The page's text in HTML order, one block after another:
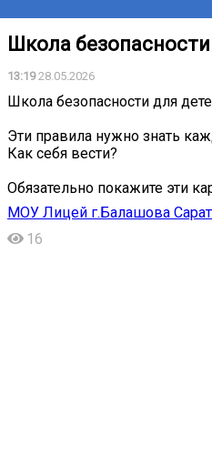
Школа
13:1928.05.2026
Школа безопасности для
Эти правила нужно знать
Как себя вести?
Обязательно покажите эти
МОУ Лицей г.Балашова
16